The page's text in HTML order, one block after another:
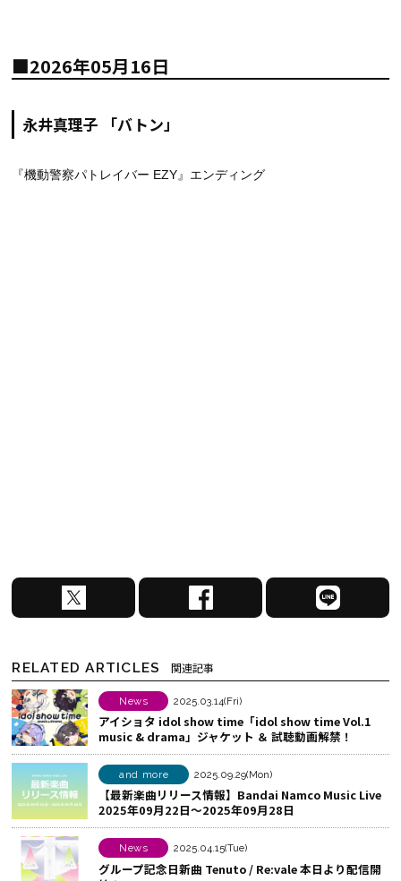
■2026年05月16日
永井真理子 「バトン」
『機動警察パトレイバー EZY』エンディング
X
で
ア
す
る
F
a
b
o
o
k
で
シ
ェ
す
る
L
I
ェ
ア
る
RELATED ARTICLES 関連記事
News 2025.03.14(Fri)
アイショタ idol show time「idol show time Vol.1
music & drama」ジャケット ＆ 試聴動画解禁！
and more 2025.09.29(Mon)
【最新楽曲リリース情報】Bandai Namco Music Live
2025年09月22日～2025年09月28日
News 2025.04.15(Tue)
グループ記念日新曲 Tenuto / Re:vale 本日より配信開